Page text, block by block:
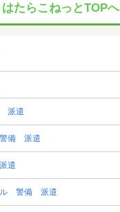
はたらこねっとTOPへ
派遣
備 派遣
遣
ル 警備 派遣